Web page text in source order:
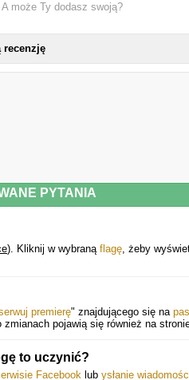
może Ty dodasz swoją?
recenzję
PYTANIA
). Kliknij w wybraną flagę, żeby
premierę" znajdującego się na
pojawią się również na
to uczynić?
Facebook lub ysłanie